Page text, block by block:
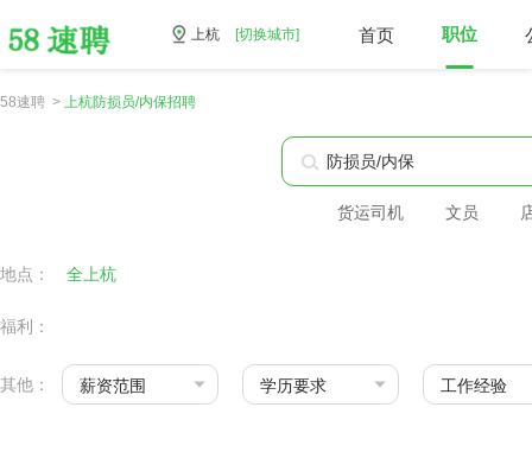
上杭 [切换城市] 首页 职位
58速聘 > 上杭防损员/内保招聘
货运司机 文员
地点： 全上杭
福利：
其他： 薪资范围 学历要求 工作经验